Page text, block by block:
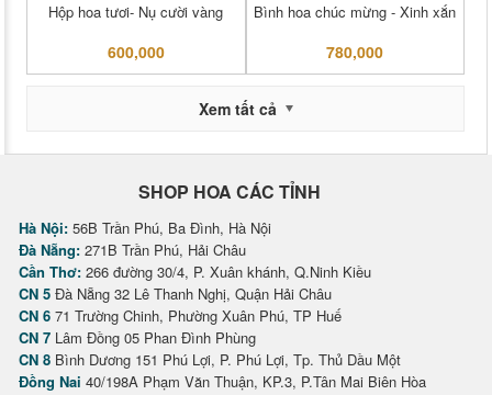
Hộp hoa tươi- Nụ cười vàng
600,000
Bình hoa chúc mừng - Xinh xắn
780,000
Xem tất cả
SHOP HOA CÁC TỈNH
Hà Nội: 56B Trần Phú, Ba Đình, Hà Nội
Đà Nẵng: 271B Trần Phú, Hải Châu
Cần Thơ: 266 đường 30/4, P. Xuân khánh, Q.Ninh Kiều
CN 5 Đà Nẵng 32 Lê Thanh Nghị, Quận Hải Châu
CN 6 71 Trường Chinh, Phường Xuân Phú, TP Huế
CN 7 Lâm Đồng 05 Phan Đình Phùng
CN 8 Bình Dương 151 Phú Lợi, P. Phú Lợi, Tp. Thủ Dầu Một
Đồng Nai 40/198A Phạm Văn Thuận, KP.3, P.Tân Mai Biên Hòa